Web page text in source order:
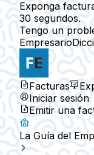
Exponga
30 segundos.
Tengo un
Empresario
Facturas
Iniciar sesión
Emitir una
La Guía del